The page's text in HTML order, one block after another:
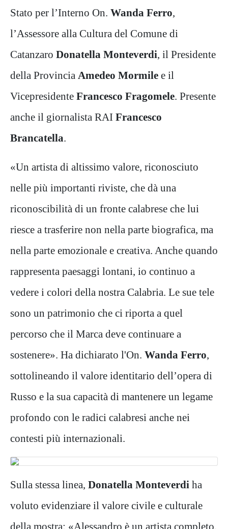
Stato per l’Interno On. Wanda Ferro
l’Assessore alla Cultura del Comune di
Catanzaro Donatella Monteverdi , il Presidente
della Provincia Amedeo Mormile e il
Vicepresidente Francesco Fragomele . Presente
anche il giornalista RAI Francesco
Brancatella
«Un artista di altissimo valore, riconosciuto
nelle più importanti riviste, che dà una
riconoscibilità di un fronte calabrese che lui
riesce a trasferire non nella parte biografica, ma
nella parte emozionale e creativa. Anche quando
rappresenta paesaggi lontani, io continuo a
vedere i colori della nostra Calabria. Le sue tele
sono un patrimonio che ci riporta a quel
percorso che il Marca deve continuare a
sostenere». Ha dichiarato l'On. Wanda Ferro
sottolineando il valore identitario dell’opera di
Russo e la sua capacità di mantenere un legame
profondo con le radici calabresi anche nei
contesti più internazionali.
Sulla stessa linea, Donatella Monteverdi ha
voluto evidenziare il valore civile e culturale
della mostra: «Alessandro è un artista completo,